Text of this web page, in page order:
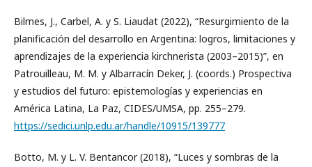
Bilmes, J., Carbel, A. y S. Liaudat (2022), “Resurgimiento de la
planificación del desarrollo en Argentina: logros, limitaciones y
aprendizajes de la experiencia kirchnerista (2003–2015)”, en
Patrouilleau, M. M. y Albarracín Deker, J. (coords.) Prospectiva
y estudios del futuro: epistemologías y experiencias en
América Latina, La Paz, CIDES/UMSA, pp. 255–279.
https://sedici.unlp.edu.ar/handle/10915/139777
Botto, M. y L. V. Bentancor (2018), “Luces y sombras de la